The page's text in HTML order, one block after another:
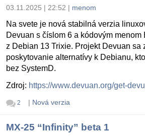
03.11.2025 | 22:52 | menom
Na svete je nová stabilná verzia
Devuan s číslom 6 a kódovým menom
z Debian 13 Trixie. Projekt Devuan sa
poskytovanie alternatívy k Debianu,
bez SystemD.
Zdroj: https://www.devuan.org/get-
2 | Nová verzia
MX-25 “Infinity” beta 1